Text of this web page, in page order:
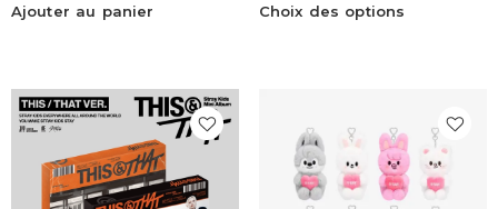
Ajouter au panier Choix des options